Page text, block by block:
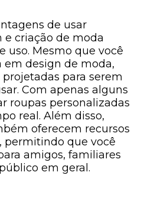
de usar
criação de moda
uso. Mesmo que você
em design de moda,
para serem
Com apenas alguns
roupas personalizadas
real. Além disso,
oferecem recursos
que você
amigos, familiares
em geral.